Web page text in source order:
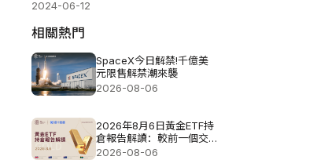
2024-06-12
相關熱門
SpaceX今日解禁!千億美
元限售解禁潮來襲
2026-08-06
2026年8月6日黃金ETF持
倉報告解讀：較前一個交
易日增加4.851噸
2026-08-06